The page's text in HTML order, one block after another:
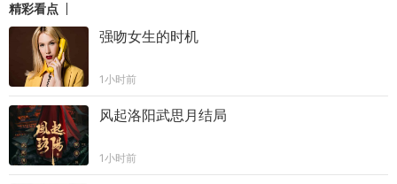
精彩看点
强吻女生的时机
1小时前
风起洛阳武思月结局
1小时前